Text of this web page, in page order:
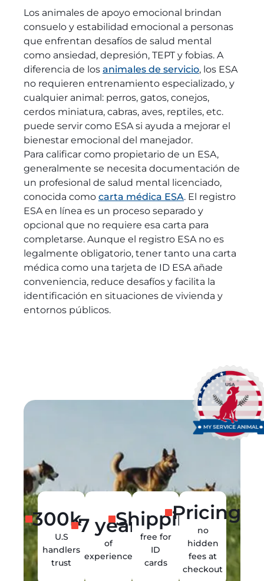
Los animales de apoyo emocional brindan
consuelo y estabilidad emocional a personas
que enfrentan desafíos de salud mental
como ansiedad, depresión, TEPT y fobias. A
diferencia de los animales de servicio, los ESA
no requieren entrenamiento especializado, y
cualquier animal: perros, gatos, conejos,
cerdos miniatura, cabras, aves, reptiles, etc.
puede servir como ESA si ayuda a mejorar el
bienestar emocional del manejador.
Para calificar como propietario de un ESA,
generalmente se necesita documentación de
un profesional de salud mental licenciado,
conocida como carta médica ESA. El registro
ESA en línea es un proceso separado y
opcional que no requiere esa carta para
completarse. Aunque el registro ESA no es
legalmente obligatorio, tener tanto una carta
médica como una tarjeta de ID ESA añade
conveniencia, reduce desafíos y facilita la
identificación en situaciones de vivienda y
entornos públicos.
300k +
U.S
handlers
trust
7 years
of
experience
Shipping
free for
ID
cards
Pricing
no
hidden
fees at
checkout